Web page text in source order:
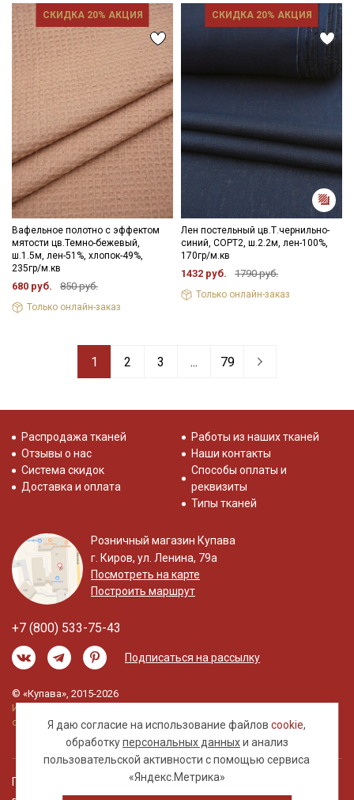
СКИДКА 20% АКЦИЯ
Вафельное полотно с эффектом
мятости цв.Темно-бежевый,
ш.1.5м, лен-51%, хлопок-49%,
235гр/м.кв
680 руб. 850 руб.
Только онлайн-заказ
СКИДКА 20% АКЦИЯ
Лен постельный цв.Т.чернильно-
синий, СОРТ2, ш.2.2м, лен-100%,
170гр/м.кв
1432 руб. 1790 руб.
Только онлайн-заказ
1 2 3 ... 79
Я даю согласие на использование файловcookie,
обработкуперсональных данныхи анализ
пользовательской активности с помощью сервиса
«Яндекс.Метрика»
Распродажа тканей
Отзывы о нас
Система скидок
Доставка и оплата
Работы из наших тканей
Наши контакты
Способы оплаты и
реквизиты
Типы тканей
Розничный магазин Купава
г. Киров, ул. Ленина, 79а
Посмотреть на карте
Построить маршрут
+7 (800) 533-75-43
Подписаться на рассылку
© «Купава», 2015-2026
Информация на сайте не является публичной
офертой.
Правовая информация